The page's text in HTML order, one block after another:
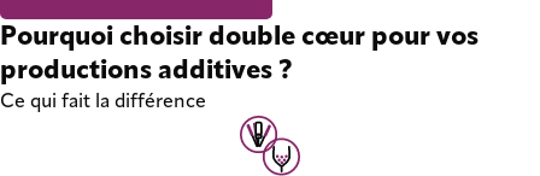
Pourquoi choisir double cœur pour vos
productions additives ?
Ce qui fait la différence